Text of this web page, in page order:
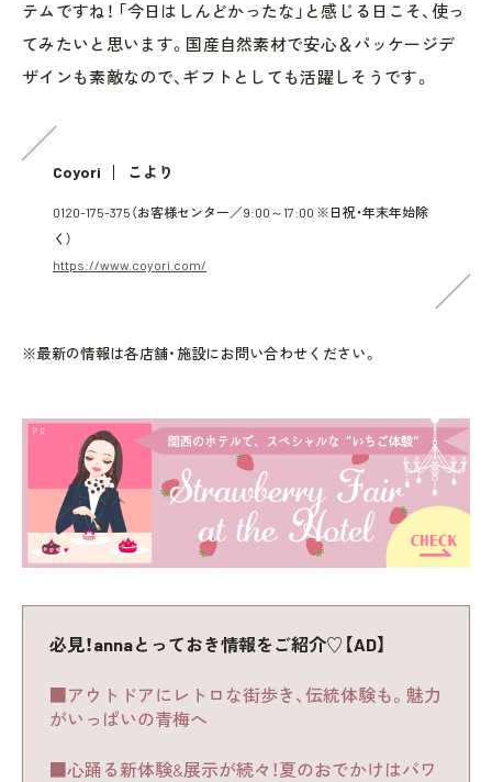
テムですね！ 「今日はしんどかったな」と感じる日こそ、使っ
てみたいと思います。国産自然素材で安心＆パッケージデ
ザインも素敵なので、ギフトとしても活躍しそうです。
Coyori こより
0120-175-375（お客様センター／9:00～17:00 ※日祝・年末年始除
く）
https://www.coyori.com/
※最新の情報は各店舗・施設にお問い合わせください。
必見！annaとっておき情報をご紹介♡【AD】
■アウトドアにレトロな街歩き、伝統体験も。魅力
がいっぱいの青梅へ
■心踊る新体験&展示が続々！夏のおでかけはパワ